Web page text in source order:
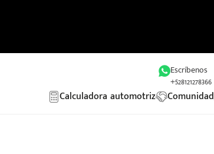
Escríbenos
+528121278366
Calculadora automotriz Comunidad